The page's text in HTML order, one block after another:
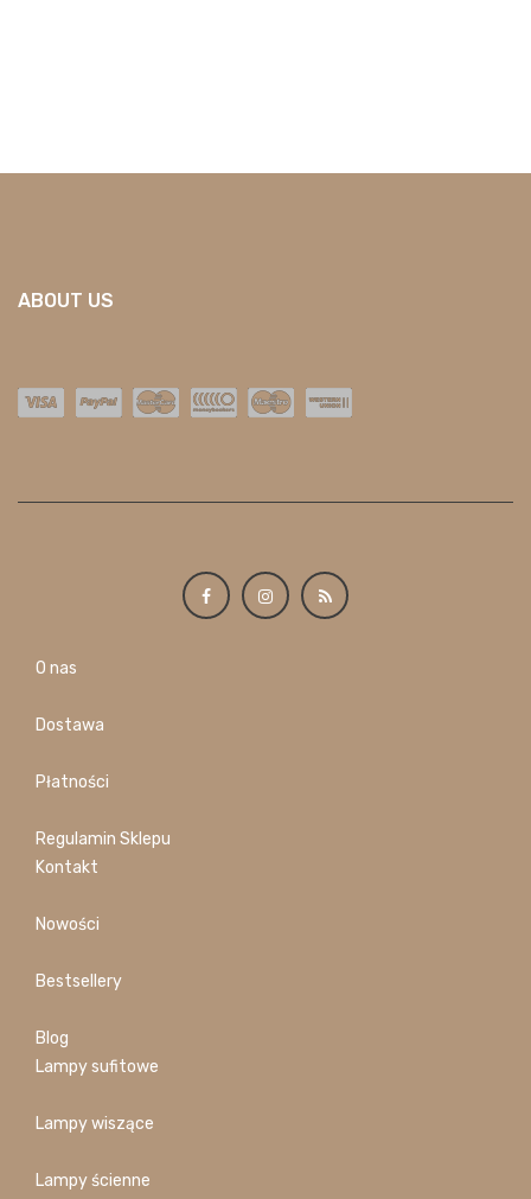
ABOUT US
O nas
Dostawa
Płatności
Regulamin Sklepu
Kontakt
Nowości
Bestsellery
Blog
Lampy sufitowe
Lampy wiszące
Lampy ścienne